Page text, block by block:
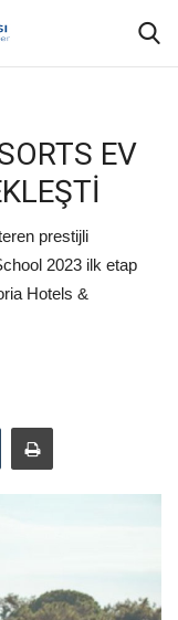
EV
prestijli
2023 ilk etap
Hotels &